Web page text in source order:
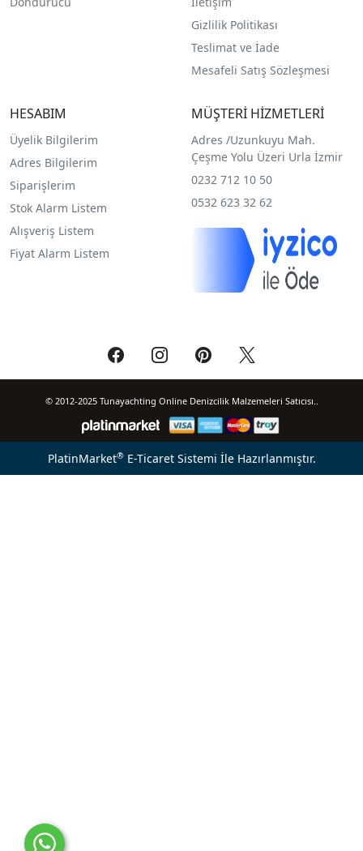
Gizlilik Politikası
Teslimat ve İade
Mesafeli Satış Sözleşmesi
HESABIM
Üyelik Bilgilerim
Adres Bilgilerim
Siparişlerim
Stok Alarm Listem
Alışveriş Listem
Fiyat Alarm Listem
MÜŞTERİ HİZMETLERİ
Adres /Uzunkuyu Mah.
Çeşme Yolu Üzeri Urla İzmir
0232 712 10 50
0532 623 32 62
© 2012-2025 Tunayachting Online Denizcilik Malzemeleri Satıcısı..
PlatinMarket®E-Ticaret Sistemi İle Hazırlanmıştır.